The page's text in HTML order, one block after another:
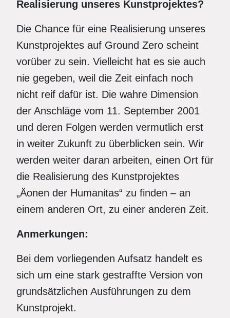
Realisierung unseres Kunstprojektes?
Die Chance für eine Realisierung unseres
Kunstprojektes auf Ground Zero scheint
vorüber zu sein. Vielleicht hat es sie auch
nie gegeben, weil die Zeit einfach noch
nicht reif dafür ist. Die wahre Dimension
der Anschläge vom 11. September 2001
und deren Folgen werden vermutlich erst
in weiter Zukunft zu überblicken sein. Wir
werden weiter daran arbeiten, einen Ort für
die Realisierung des Kunstprojektes
„Äonen der Humanitas“ zu finden – an
einem anderen Ort, zu einer anderen Zeit.
Anmerkungen:
Bei dem vorliegenden Aufsatz handelt es
sich um eine stark gestraffte Version von
grundsätzlichen Ausführungen zu dem
Kunstprojekt.